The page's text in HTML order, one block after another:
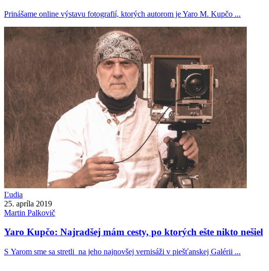
Prinášame online výstavu fotografií, ktorých autorom je Yaro M. Kupčo ...
Ľudia
25. apríla 2019
Martin Palkovič
Yaro Kupčo: Najradšej mám cesty, po ktorých ešte nikto nešiel
S Yarom sme sa stretli na jeho najnovšej vernisáži v piešťanskej Galérii ...